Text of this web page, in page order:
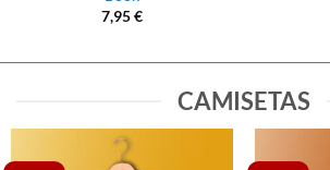
7,95€
CAMISETAS